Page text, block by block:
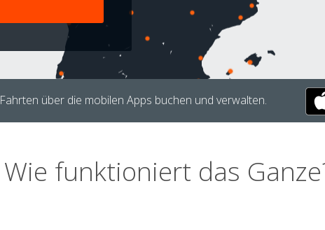
Fahrten über die mobilen Apps buchen und verwalten.
Wie funktioniert das